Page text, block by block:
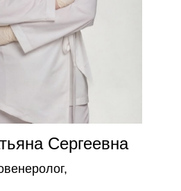
Сергеевна